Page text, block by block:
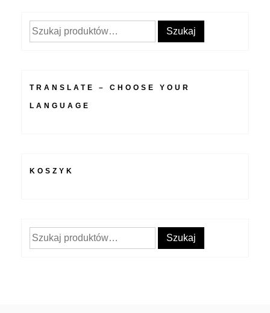
Szukaj: Szukaj
TRANSLATE – CHOOSE YOUR
LANGUAGE
KOSZYK
Szukaj: Szukaj